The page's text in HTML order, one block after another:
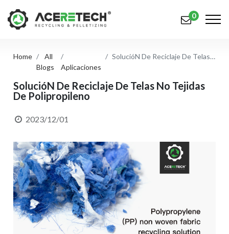
Productos
Aplicaciones
Sobre nosotros
Contáctenos
简体中文
русский язык Español
0
Home
All
Blogs
Aplicaciones
SolucióN De Reciclaje De Telas No Tejidas De Polipropileno
SolucióN De Reciclaje De Telas No Tejidas
De Polipropileno
2023/12/01